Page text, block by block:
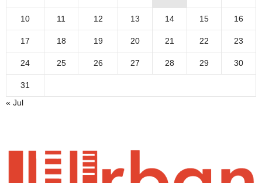
10 11 12 13 14 15 16
17 18 19 20 21 22 23
24 25 26 27 28 29 30
31
« Jul